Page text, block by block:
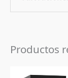
Pais de
Sé el
Dolce
Productos